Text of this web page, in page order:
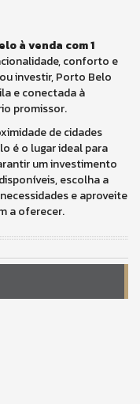
à venda com 1
conforto e
investir, Porto Belo
e conectada à
promissor.
de cidades
é o lugar ideal para
um investimento
escolha a
e aproveite
a oferecer.